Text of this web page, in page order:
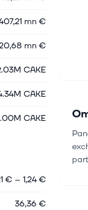
mn €
mn €
CAKE
CAKE
CAKE
€ – 1,24 €
36,36 €